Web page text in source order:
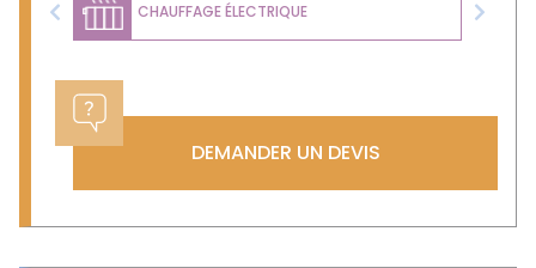
CHAUFFAGE ÉLECTRIQUE
Previous Next
DEMANDER UN DEVIS